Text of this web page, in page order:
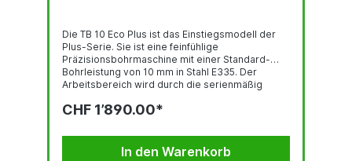
Die TB 10 Eco Plus ist das Einstiegsmodell der
Plus-Serie. Sie ist eine feinfühlige
Präzisionsbohrmaschine mit einer Standard-
Bohrleistung von 10 mm in Stahl E335. Der
Arbeitsbereich wird durch die serienmäßig
ausgeleuchtet. Über das Bedienfeld mit Display
werden. Die Drehzahl lässt sich über das mittig
angeordnete Drehrad stufenlos einstellen und
CHF 1’890.00*
In den Warenkorb